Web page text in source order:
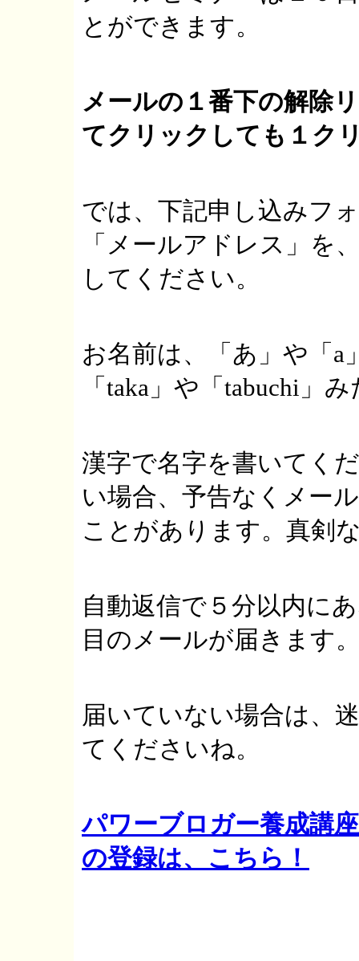
とができます。
メールの１番下の解除
てクリックしても１ク
では、下記申し込みフ
「メールアドレス」を
してください。
お名前は、「あ」や「a
「taka」や「tabuchi」
漢字で名字を書いてく
い場合、予告なくメー
ことがあります。真剣
自動返信で５分以内に
目のメールが届きます
届いていない場合は、
てくださいね。
パワーブロガー養成講
の登録は、こちら！